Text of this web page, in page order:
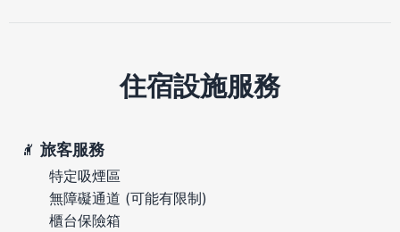
住宿設施服務
旅客服務
特定吸煙區
無障礙通道 (可能有限制)
櫃台保險箱